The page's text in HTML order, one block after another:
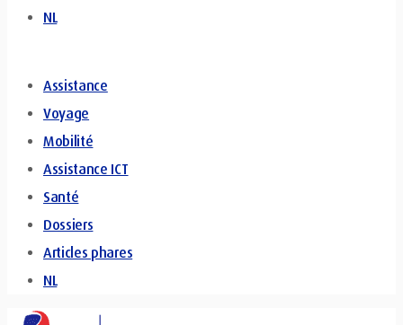
NL
Assistance
Voyage
Mobilité
Assistance ICT
Santé
Dossiers
Articles phares
NL